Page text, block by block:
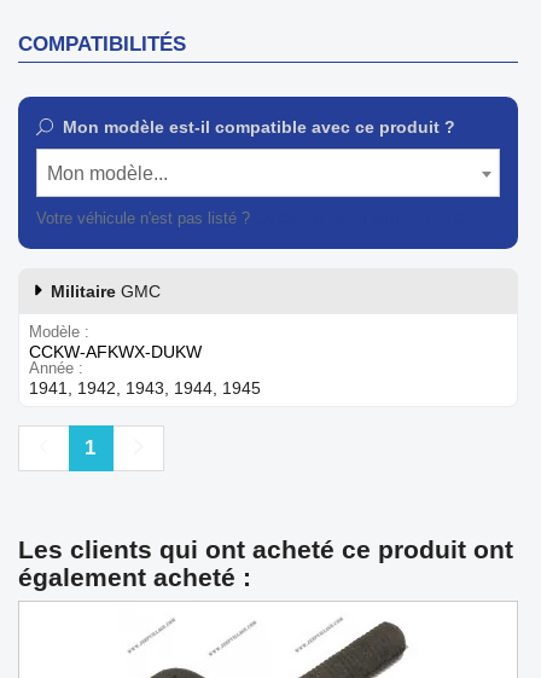
COMPATIBILITÉS
Mon modèle est-il compatible avec ce produit ?
Mon modèle...
Votre véhicule n'est pas listé ?
Militaire GMC
Modèle
CCKW-AFKWX-DUKW
Année
1941, 1942, 1943, 1944, 1945
Précédent
1
Les clients qui ont acheté ce produit ont
également acheté :